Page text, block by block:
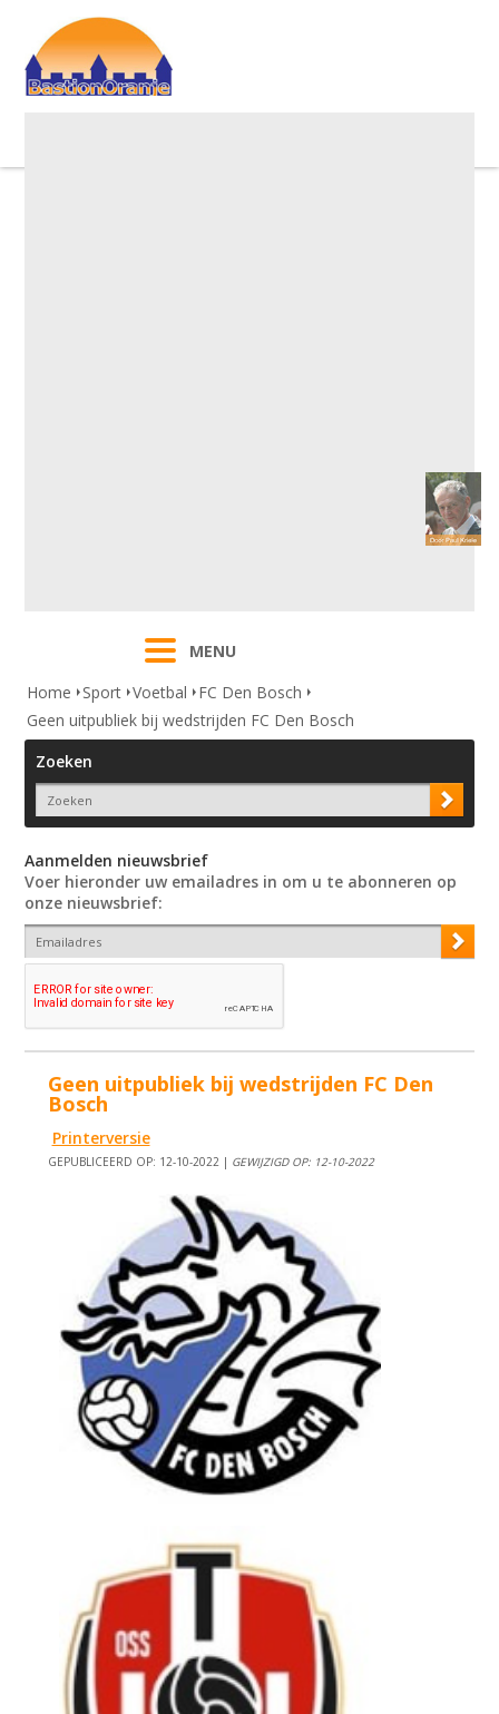
MENU
Home
Sport Voetbal
FC Den Bosch
Geen uitpubliek bij wedstrijden FC Den Bosch
Zoeken
Aanmelden nieuwsbrief
Voer hieronder uw emailadres in om u te abonneren op
onze nieuwsbrief:
Geen uitpubliek bij wedstrijden FC Den
Bosch
Printerversie
GEPUBLICEERD OP: 12-10-2022 | GEWIJZIGD OP: 12-10-2022